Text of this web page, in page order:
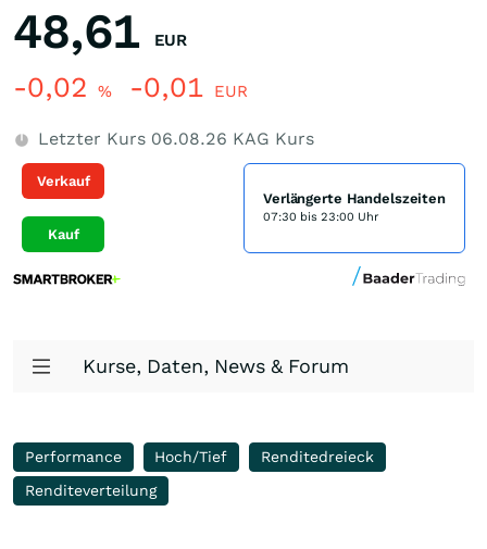
48,61 EUR
-0,02 % -0,01 EUR
Letzter Kurs 06.08.26 KAG Kurs
Verkauf
Kauf
Verlängerte Handelszeiten
07:30 bis 23:00 Uhr
Kurse, Daten, News & Forum
Performance Hoch/Tief
Renditedreieck
Renditeverteilung